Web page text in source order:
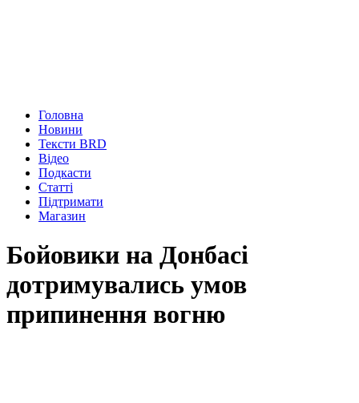
Головна
Новини
Тексти BRD
Відео
Подкасти
Статті
Підтримати
Магазин
Бойовики на Донбасі
дотримувались умов
припинення вогню